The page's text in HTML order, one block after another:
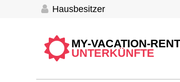
Hausbesitzer
MY-VACATION-
UNTERKÜNFTE